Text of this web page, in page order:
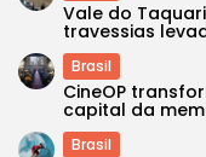
Vale do
travessias
Brasil
CineOP
capital da
Brasil